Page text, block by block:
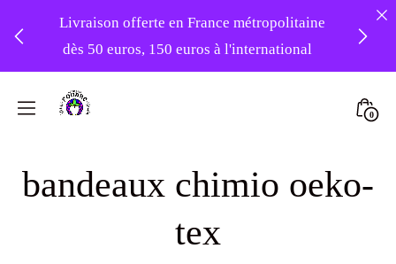
Livraison offerte en France métropolitaine
dès 50 euros, 150 euros à l'international
Turbans
0
bandeaux chimio oeko-
tex